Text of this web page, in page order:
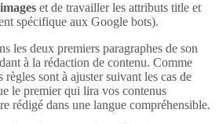
images et de travailler les attributs title et
spécifique aux Google bots).
les deux premiers paragraphes de son
à la rédaction de contenu. Comme
règles sont à ajuster suivant les cas de
le premier qui lira vos contenus
rédigé dans une langue compréhensible.